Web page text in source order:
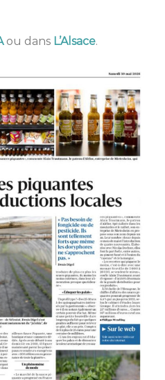
ou dans L’Alsace.